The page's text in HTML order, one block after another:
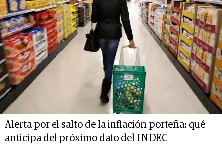
Alerta por el salto de la inflación porteña: qué
anticipa del próximo dato del INDEC